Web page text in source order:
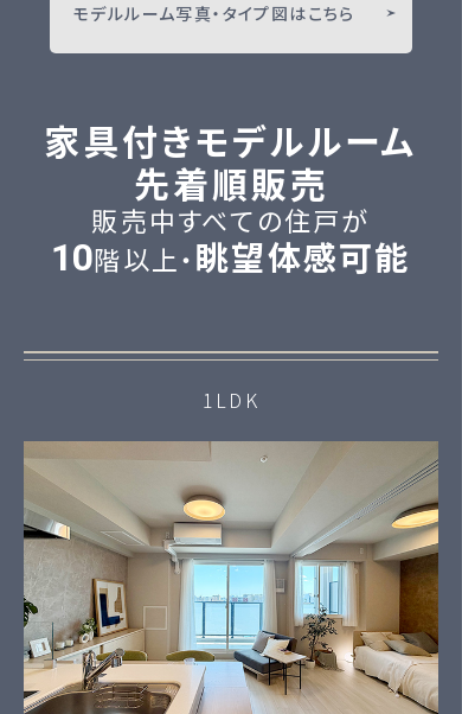
モデルルーム写真・タイプ図はこちら
家具付きモデルルーム
先着順販売
販売中すべての住戸が
10階以上・眺望体感可能
1LDK